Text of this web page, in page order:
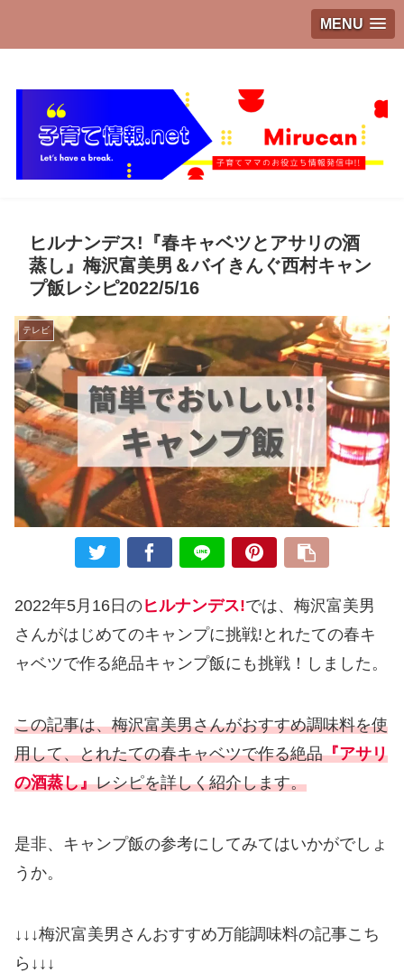
MENU
ヒルナンデス!『春キャベツとアサリの酒
蒸し』梅沢富美男＆バイきんぐ西村キャン
プ飯レシピ2022/5/16
テレビ
2022年5月16日のヒルナンデス!では、梅沢富美男
さんがはじめてのキャンプに挑戦!とれたての春キ
ャベツで作る絶品キャンプ飯にも挑戦！しました。
この記事は、梅沢富美男さんがおすすめ調味料を使
用して、とれたての春キャベツで作る絶品『アサリ
の酒蒸し』レシピを詳しく紹介します。
是非、キャンプ飯の参考にしてみてはいかがでしょ
うか。
↓↓↓梅沢富美男さんおすすめ万能調味料の記事こち
ら↓↓↓